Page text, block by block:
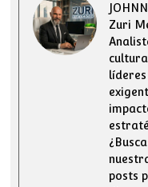
Zuri
posts